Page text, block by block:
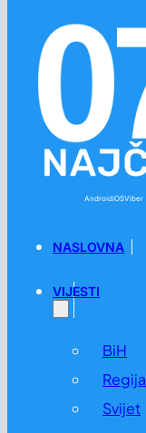
AndroidiOSViber
NASLOVNA
VIJESTI
BiH
Regija
Svijet